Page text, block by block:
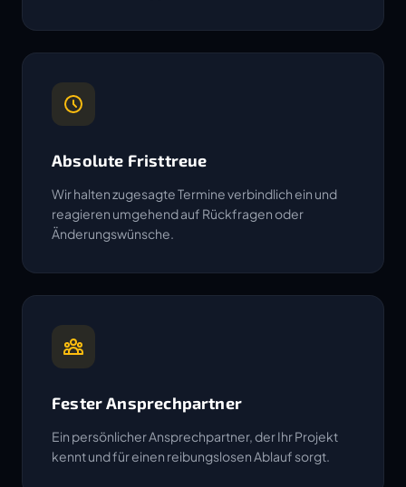
Absolute Fristtreue
Wir halten zugesagte Termine verbindlich ein und
reagieren umgehend auf Rückfragen oder
Änderungswünsche.
Fester Ansprechpartner
Ein persönlicher Ansprechpartner, der Ihr Projekt
kennt und für einen reibungslosen Ablauf sorgt.